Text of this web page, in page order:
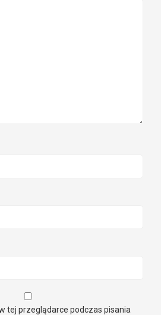
tej przeglądarce podczas pisania